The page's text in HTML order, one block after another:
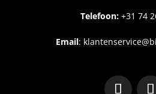
Telefoon:+31 74
Email: